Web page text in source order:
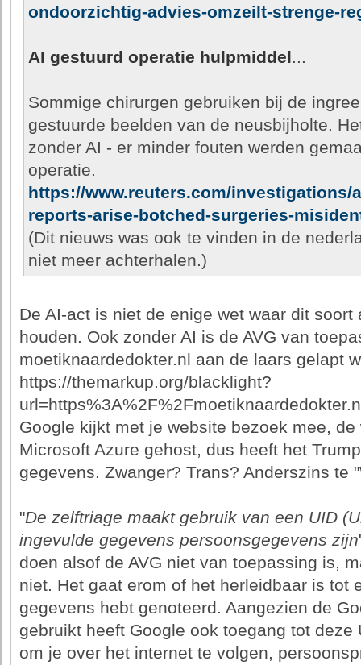
ondoorzichtig-advies-omzeilt-strenge-
AI gestuurd operatie hulpmiddel...
Sommige chirurgen gebruiken bij de
gestuurde beelden van de neusbijholte.
zonder AI - er minder fouten werden
operatie.
https://www.reuters.com/investigations/
reports-arise-botched-surgeries-
(Dit nieuws was ook te vinden in de
niet meer achterhalen.)
De AI-act is niet de enige wet waar dit
houden. Ook zonder AI is de AVG van
moetiknaardedokter.nl aan de laars gelapt
https://themarkup.org/blacklight?
Google kijkt met je website bezoek mee,
Microsoft Azure gehost, dus heeft het
gegevens. Zwanger? Trans? Anderszins te
"De zelftriage maakt gebruik van een UID
ingevulde gegevens persoonsgegevens zijn
doen alsof de AVG niet van toepassing is,
niet. Het gaat erom of het herleidbaar is tot
gegevens hebt genoteerd. Aangezien de
gebruikt heeft Google ook toegang tot
om je over het internet te volgen,